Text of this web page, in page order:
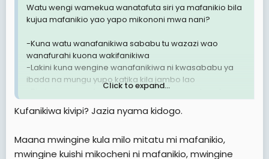
Watu wengi wamekua wanatafuta siri ya mafanikio bila
kujua mafanikio yao yapo mikononi mwa nani?
-Kuna watu wanafanikiwa sababu tu wazazi wao
wanafurahi kuona wakifanikiwa
-Lakini kuna wengine wanafanikiwa ni kwasababu ya
ibada na mungu yupo katika kila jambo lao
-Pia kuna wanaofanikiwa kwasababu wana baraka
-Vile vile wapo wanaofanikiwa sababu ya waganga
Na ndio mana kuna watu ghafla mafanikio yao
Click to expand...
Kufanikiwa kivipi? Jazia nyama kidogo.
Maana mwingine kula milo mitatu mi mafanikio,
mwingine kuishi mikocheni ni mafanikio, mwingine